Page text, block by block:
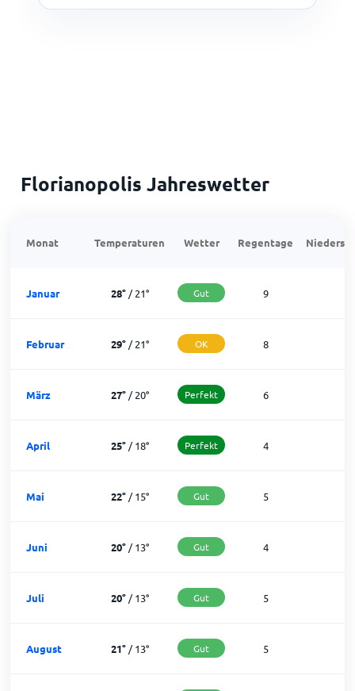
Florianopolis Jahreswetter
Monat Temperaturen Wetter Regentage
Januar 28°/21° Gut 9
Februar 29°/21° OK 8
März 27°/20° Perfekt 6
April 25°/18° Perfekt 4
Mai 22°/15° Gut 5
Juni 20°/13° Gut 4
Juli 20°/13° Gut 5
August 21°/13° Gut 5